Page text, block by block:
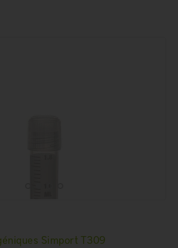
Simport T309